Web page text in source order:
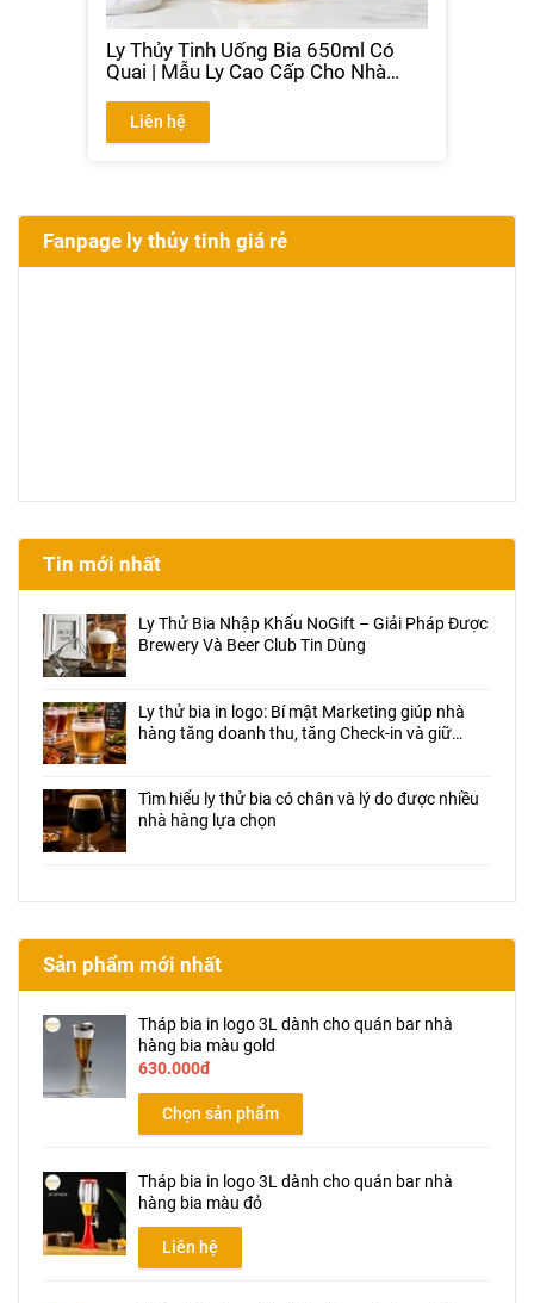
Ly Thủy Tinh Uống Bia 650ml Có
Quai | Mẫu Ly Cao Cấp Cho Nhà
Liên hệ
Fanpage ly thủy tinh giá rẻ
Tin mới nhất
Ly Thử Bia Nhập Khẩu NoGift – Giải Pháp Được
Brewery Và Beer Club Tin Dùng
Ly thử bia in logo: Bí mật Marketing giúp nhà
hàng tăng doanh thu, tăng Check-in và giữ
Tìm hiểu ly thử bia có chân và lý do được nhiều
nhà hàng lựa chọn
Sản phẩm mới nhất
Tháp bia in logo 3L dành cho quán bar nhà
hàng bia màu gold
630.000đ
Chọn sản phẩm
Tháp bia in logo 3L dành cho quán bar nhà
hàng bia màu đỏ
Liên hệ